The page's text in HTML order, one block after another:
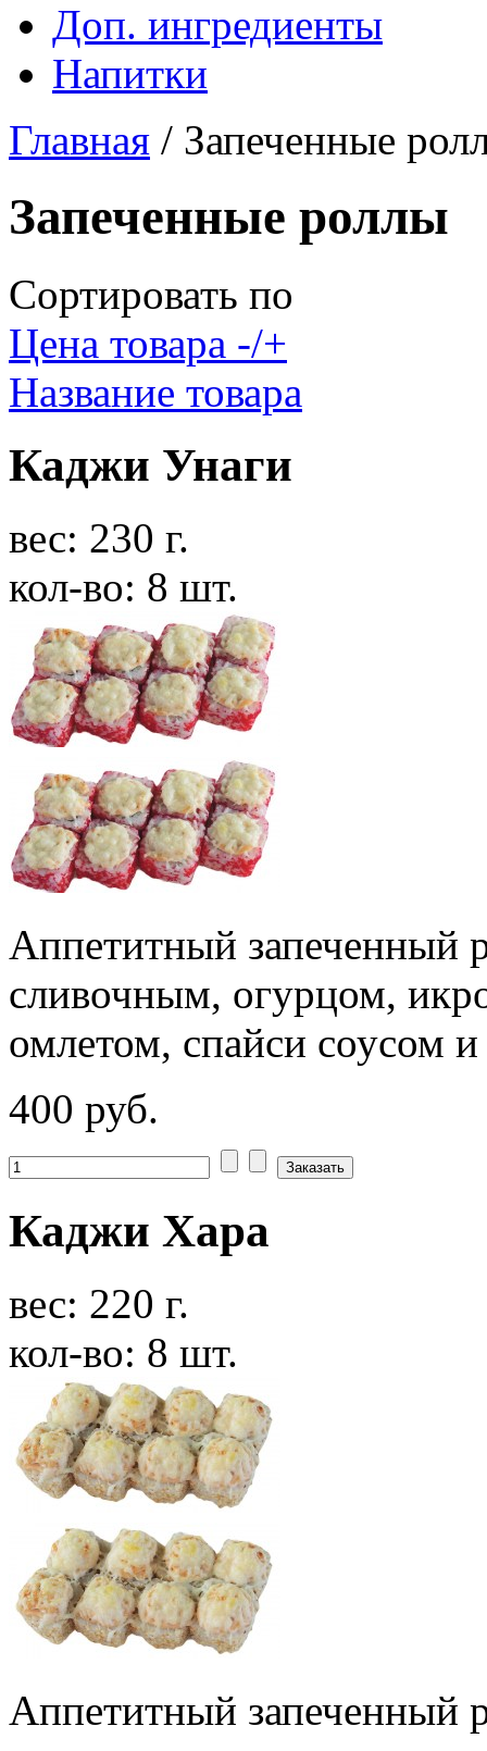
Доп. ингредиенты
Напитки
Главная / Запеченные
Запеченные роллы
Сортировать по
Цена товара -/+
Название товара
Каджи Унаги
вес: 230 г.
кол-во: 8 шт.
Аппетитный запеченный
сливочным, огурцом,
омлетом, спайси соусом
400 руб.
Каджи Хара
вес: 220 г.
кол-во: 8 шт.
Аппетитный запеченный